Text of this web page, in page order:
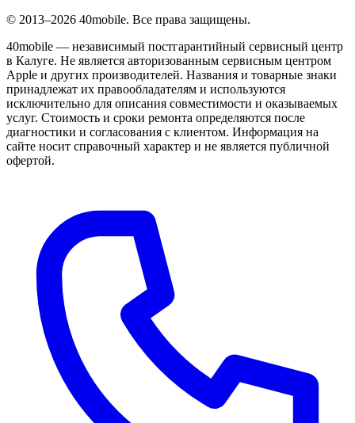
© 2013–2026 40mobile. Все права защищены.
40mobile — независимый постгарантийный сервисный центр
в Калуге. Не является авторизованным сервисным центром
Apple и других производителей. Названия и товарные знаки
принадлежат их правообладателям и используются
исключительно для описания совместимости и оказываемых
услуг. Стоимость и сроки ремонта определяются после
диагностики и согласования с клиентом. Информация на
сайте носит справочный характер и не является публичной
офертой.